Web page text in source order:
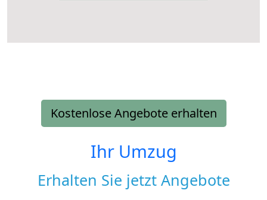
Kostenlose Angebote erhalten
Ihr Umzug
Erhalten Sie jetzt Angebote